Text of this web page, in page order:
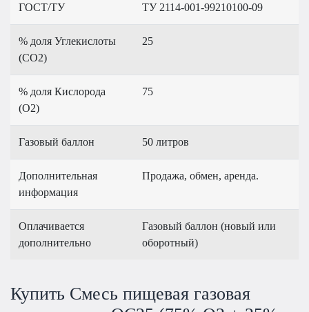
ГОСТ/ТУ ТУ 2114-001-99210100-09
% доля Углекислоты
(CO2)
25
% доля Кислорода
(О2)
75
Газовый баллон 50 литров
Дополнительная
информация
Продажа, обмен, аренда.
Оплачивается
дополнительно
Газовый баллон (новый или
оборотный)
Купить Смесь пищевая газовая